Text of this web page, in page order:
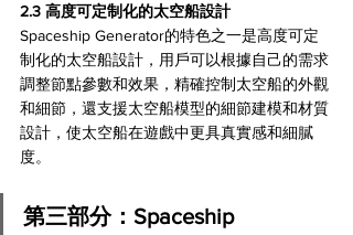
2.3 高度可定制化的太空船設計
Spaceship Generator的特色之一是高度可定
制化的太空船設計，用戶可以根據自己的需求
調整節點參數和效果，精確控制太空船的外觀
和細節，還支援太空船模型的細節建模和材質
設計，使太空船在遊戲中更具真實感和細膩
度。
第三部分：Spaceship